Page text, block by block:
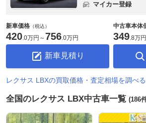
マイカー登録
新車価格 （税込）
420 0万円 ～756 0万円
新車見積り
中古車本体
349 8万円
レクサス LBXの買取価格・査定相場を調べる
全国のレクサス LBX中古車一覧 (186